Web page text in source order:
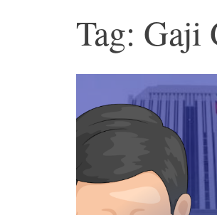
Tag: Gaji